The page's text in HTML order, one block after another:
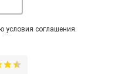
условия соглашения.